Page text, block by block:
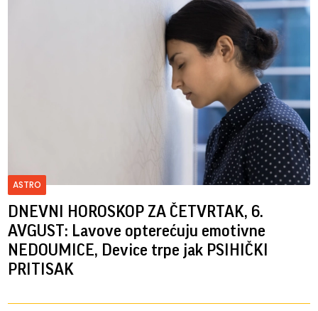
ASTRO
DNEVNI HOROSKOP ZA ČETVRTAK, 6.
AVGUST: Lavove opterećuju emotivne
NEDOUMICE, Device trpe jak PSIHIČKI
PRITISAK